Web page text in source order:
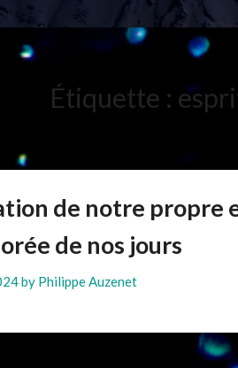
Étiquette :
de notre propre
de nos jours
by Philippe Auzenet